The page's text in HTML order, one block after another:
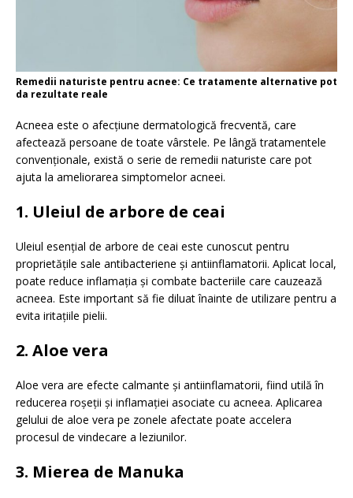
Remedii naturiste pentru acnee: Ce tratamente alternative pot
da rezultate reale
Acneea este o afecțiune dermatologică frecventă, care
afectează persoane de toate vârstele. Pe lângă tratamentele
convenționale, există o serie de remedii naturiste care pot
ajuta la ameliorarea simptomelor acneei.
1. Uleiul de arbore de ceai
Uleiul esențial de arbore de ceai este cunoscut pentru
proprietățile sale antibacteriene și antiinflamatorii. Aplicat local,
poate reduce inflamația și combate bacteriile care cauzează
acneea. Este important să fie diluat înainte de utilizare pentru a
evita iritațiile pielii.
2. Aloe vera
Aloe vera are efecte calmante și antiinflamatorii, fiind utilă în
reducerea roșeții și inflamației asociate cu acneea. Aplicarea
gelului de aloe vera pe zonele afectate poate accelera
procesul de vindecare a leziunilor.
3. Mierea de Manuka